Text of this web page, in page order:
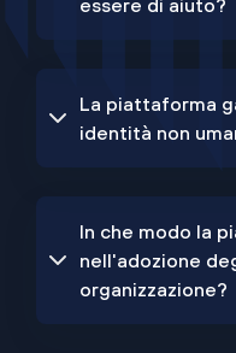
essere di aiuto?
La piattaforma
identità non
In che modo la
nell'adozione
organizzazione?